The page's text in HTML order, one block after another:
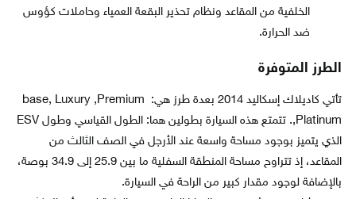
الخلفية من المقاعد ونظام تحذير البقعة العمياء وحاملات كؤوس
ضد الحرارة.
الطرز المتوفرة
تأتي كاديلاك إسكاليد 2014 بعدة طرز هي: base, Luxury ,Premium
,Platinum. تتمتع هذه السيارة بطولين هما: الطول القياسي وطول ESV
الذي يتميز بوجود مساحة واسعة عند الأرجل في الصف الثالث من
المقاعد، إذ تتراوح مساحة المنطقة السفلية ما بين 25.9 إلى 34.9 بوصة،
بالإضافة لوجود مقدار كبير من الراحة في السيارة.